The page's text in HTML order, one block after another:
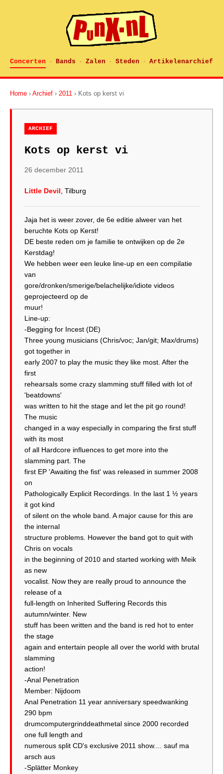
Concerten · Bands · Zalen · Steden · Artikelenarchief
Home › Archief › 2011 › Kots op kerst vi
ARCHIEF
Kots op kerst vi
26 december 2011
Little Devil , Tilburg
Jaja het is weer zover, de 6e editie alweer van het
beruchte Kots op Kerst!
DE beste reden om je familie te ontwijken op de 2e
Kerstdag!
We hebben weer een leuke line-up en een compilatie
van
gore/dronken/smerige/belachelijke/idiote videos
geprojecteerd op de
muur!
Line-up:
-Begging for Incest (DE)
Three young musicians (Chris/voc; Jan/git; Max/drums)
got together in
early 2007 to play the music they like most. After the
first
rehearsals some crazy slamming stuff filled with lot of
'beatdowns'
was written to hit the stage and let the pit go round!
The music
changed in a way especially in comparing the first stuff
with its most
of all Hardcore influences to get more into the
slamming part. The
first EP 'Awaiting the fist' was released in summer 2008
on
Pathologically Explicit Recordings. In the last 1 ½ years
it got kind
of silent on the whole band. A major cause for this are
the internal
structure problems. However the band got to quit with
Chris on vocals
in the beginning of 2010 and started working with Meik
as new
vocalist. Now they are really proud to announce the
release of a
full-length on Inherited Suffering Records this
autumn/winter. New
stuff has been written and the band is red hot to enter
the stage
again and entertain people all over the world with brutal
slamming
action!
-Anal Penetration
Member: Nijdoom
Anal Penetration 11 year anniversary speedwanking
290 bpm
drumcomputergrinddeathmetal since 2000 recorded
one full length and
numerous split CD's exclusive 2011 show.... sauf ma
arsch aus
-Splätter Monkey